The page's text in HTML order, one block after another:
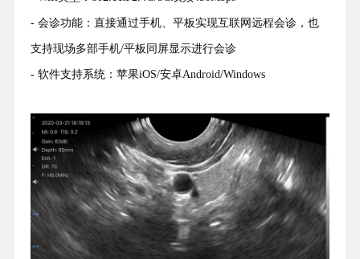
- 会诊功能：直接通过手机、平板实现互联网远程会诊，也
支持现场多部手机/平板同屏显示进行会诊
- 软件支持系统：苹果iOS/安卓Android/Windows